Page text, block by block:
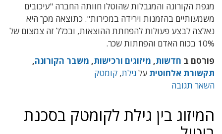
מגפת הקורונה והמגבלות שהוטלו חוותה החברה "עיכובים
משמעותיים בהזמנות וירידה במכירות". כתוצאה מכך היא
נאלצה לבצע פעולות להפחתת ההוצאות, ובכלל זה צמצום של
10% בכוח האדם והפחתות שכר.
פורסם ב חדשות, מיזוגים ורכישות, משבר הקורונה,
תקשורת אלחוטית עלגילת, קומטק
השאר תגובה
המיזוג בין גילת לקומטק בסכנת